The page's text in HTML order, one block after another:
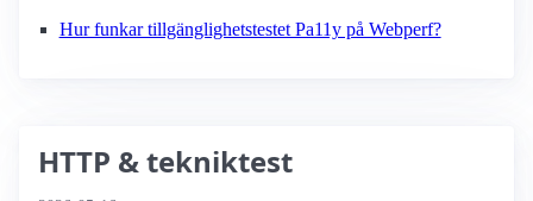
Hur funkar tillgänglighetstestet Pa11y på Webperf?
HTTP & tekniktest